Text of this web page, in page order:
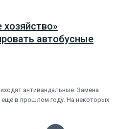
хозяйство»
автобусные
антивандальные. Замена
в прошлом году. На некоторых